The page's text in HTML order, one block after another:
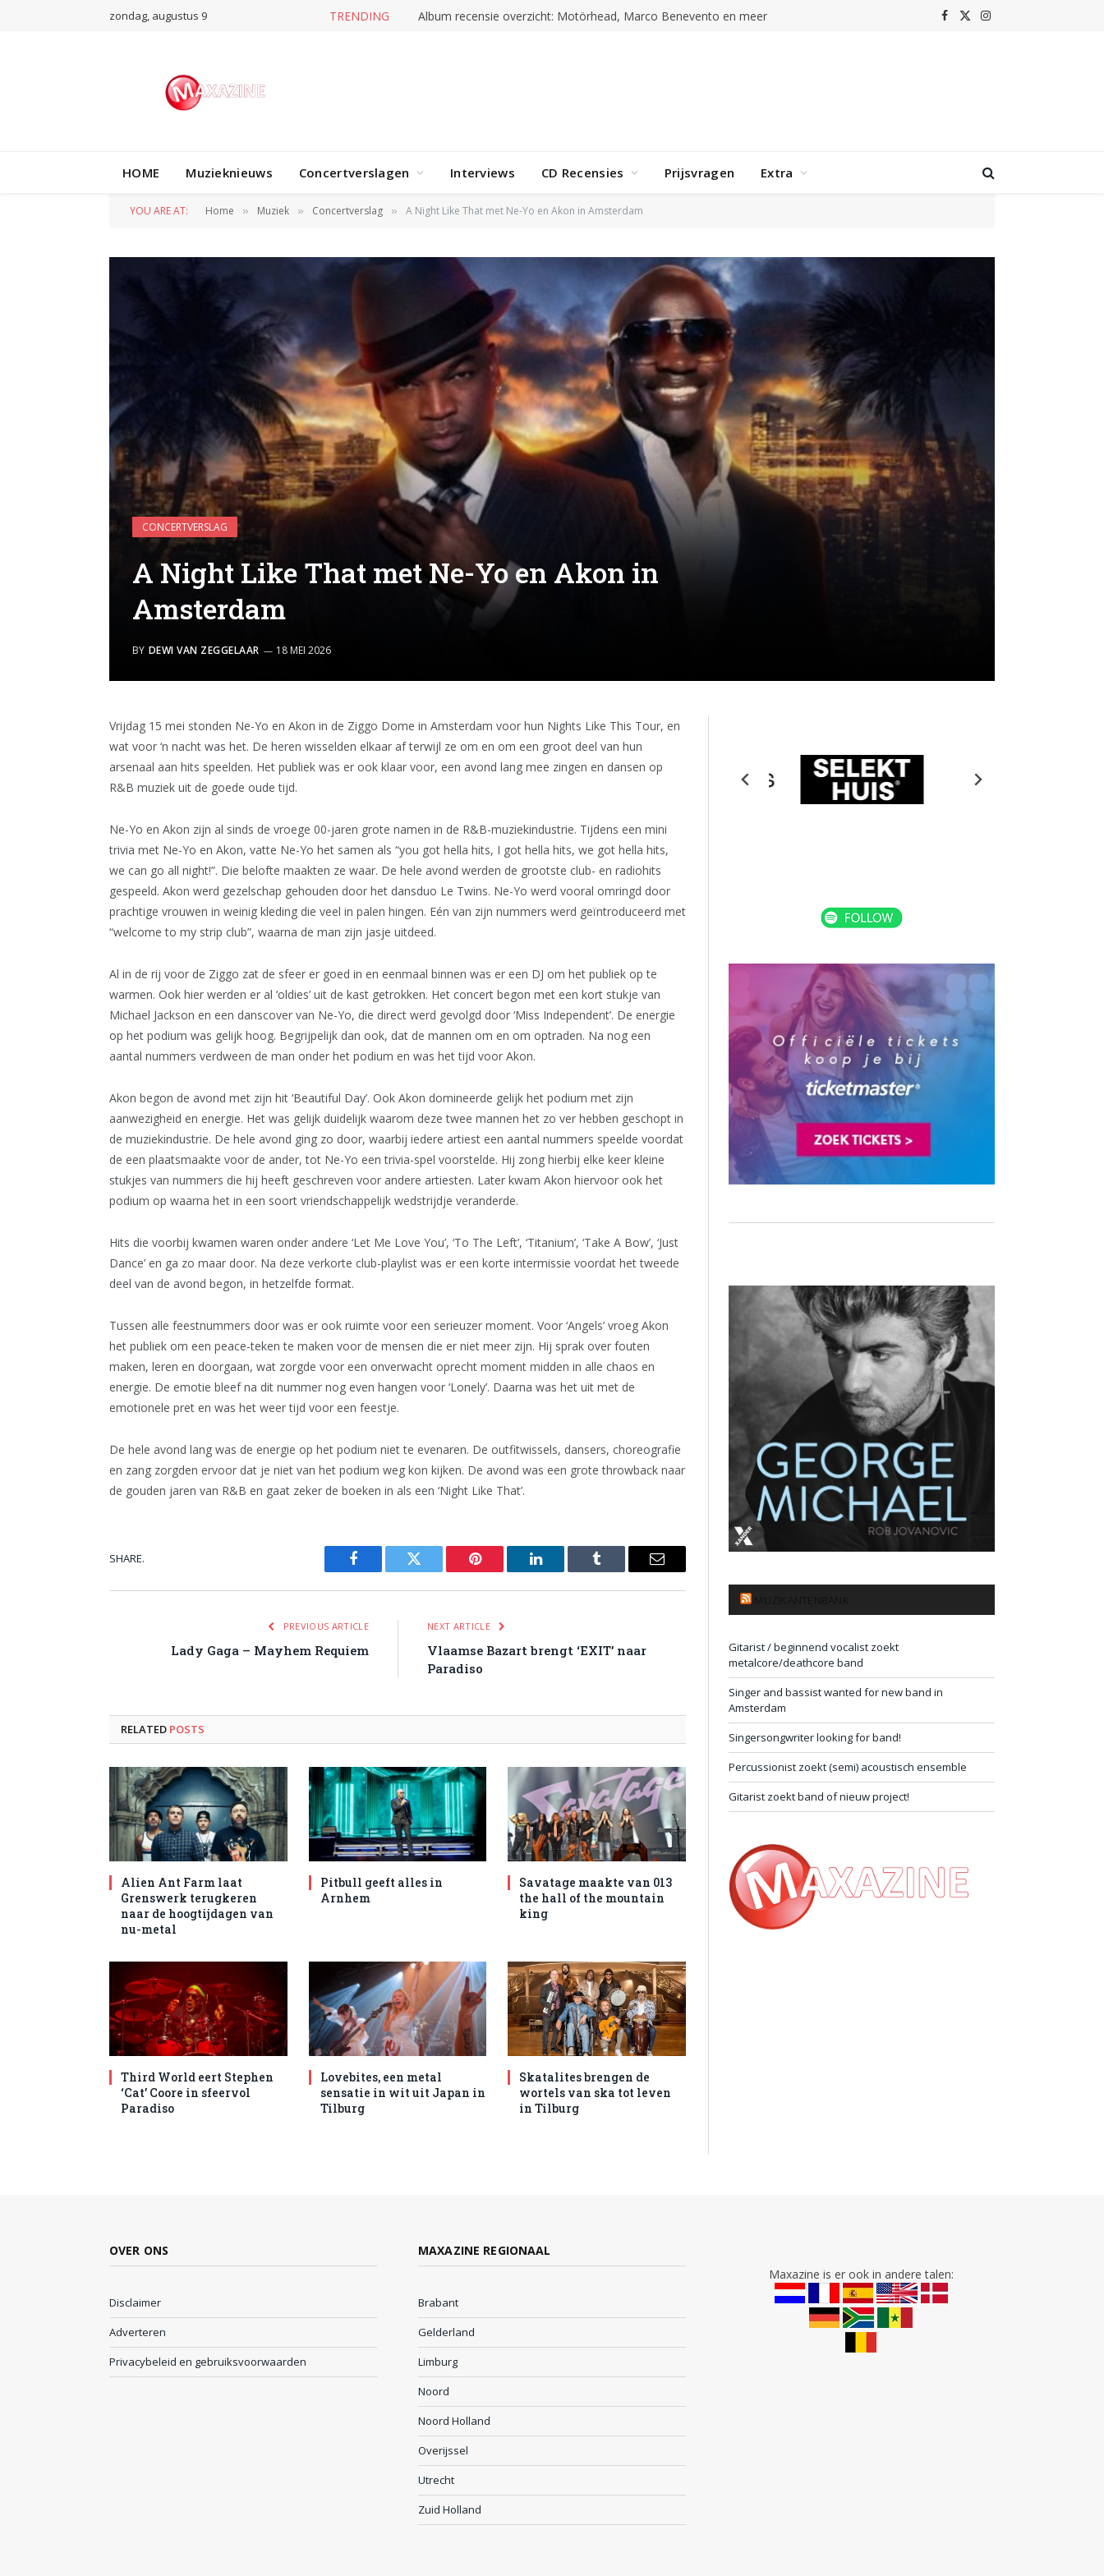
zondag, augustus 9 TRENDING Album recensie overzicht: Motörhead, Marco Benevento en meer Facebook
X
Instagram
HOME Muzieknieuws Concertverslagen Interviews CD Recensies Prijsvragen Extra
YOU ARE AT: Home » Muziek » Concertverslag » A Night Like That met Ne-Yo en Akon in Amsterdam
CONCERTVERSLAG
A Night Like That met Ne-Yo en Akon in
Amsterdam
BY DEWI VAN ZEGGELAAR 18 MEI 2026
Vrijdag 15 mei stonden Ne-Yo en Akon in de Ziggo Dome in Amsterdam voor hun Nights Like This Tour, en
wat voor ‘n nacht was het. De heren wisselden elkaar af terwijl ze om en om een groot deel van hun
arsenaal aan hits speelden. Het publiek was er ook klaar voor, een avond lang mee zingen en dansen op
R&B muziek uit de goede oude tijd.
Ne-Yo en Akon zijn al sinds de vroege 00-jaren grote namen in de R&B-muziekindustrie. Tijdens een mini
trivia met Ne-Yo en Akon, vatte Ne-Yo het samen als “you got hella hits, I got hella hits, we got hella hits,
we can go all night!”. Die belofte maakten ze waar. De hele avond werden de grootste club- en radiohits
gespeeld. Akon werd gezelschap gehouden door het dansduo Le Twins. Ne-Yo werd vooral omringd door
prachtige vrouwen in weinig kleding die veel in palen hingen. Eén van zijn nummers werd geïntroduceerd met
“welcome to my strip club”, waarna de man zijn jasje uitdeed.
Al in de rij voor de Ziggo zat de sfeer er goed in en eenmaal binnen was er een DJ om het publiek op te
warmen. Ook hier werden er al ‘oldies’ uit de kast getrokken. Het concert begon met een kort stukje van
Michael Jackson en een danscover van Ne-Yo, die direct werd gevolgd door ‘Miss Independent’. De energie
op het podium was gelijk hoog. Begrijpelijk dan ook, dat de mannen om en om optraden. Na nog een
aantal nummers verdween de man onder het podium en was het tijd voor Akon.
Akon begon de avond met zijn hit ‘Beautiful Day’. Ook Akon domineerde gelijk het podium met zijn
aanwezigheid en energie. Het was gelijk duidelijk waarom deze twee mannen het zo ver hebben geschopt in
de muziekindustrie. De hele avond ging zo door, waarbij iedere artiest een aantal nummers speelde voordat
de een plaatsmaakte voor de ander, tot Ne-Yo een trivia-spel voorstelde. Hij zong hierbij elke keer kleine
stukjes van nummers die hij heeft geschreven voor andere artiesten. Later kwam Akon hiervoor ook het
podium op waarna het in een soort vriendschappelijk wedstrijdje veranderde.
Hits die voorbij kwamen waren onder andere ‘Let Me Love You’, ‘To The Left’, ‘Titanium’, ‘Take A Bow’, ‘Just
Dance’ en ga zo maar door. Na deze verkorte club-playlist was er een korte intermissie voordat het tweede
deel van de avond begon, in hetzelfde format.
Tussen alle feestnummers door was er ook ruimte voor een serieuzer moment. Voor ‘Angels’ vroeg Akon
het publiek om een peace-teken te maken voor de mensen die er niet meer zijn. Hij sprak over fouten
maken, leren en doorgaan, wat zorgde voor een onverwacht oprecht moment midden in alle chaos en
energie. De emotie bleef na dit nummer nog even hangen voor ‘Lonely’. Daarna was het uit met de
emotionele pret en was het weer tijd voor een feestje.
De hele avond lang was de energie op het podium niet te evenaren. De outfitwissels, dansers, choreografie
en zang zorgden ervoor dat je niet van het podium weg kon kijken. De avond was een grote throwback naar
de gouden jaren van R&B en gaat zeker de boeken in als een ‘Night Like That’.
SHARE.
Facebook Twitter Pinterest LinkedIn Tumblr Email
PREVIOUS ARTICLE
Lady Gaga – Mayhem Requiem
NEXT ARTICLE
Vlaamse Bazart brengt ‘EXIT’ naar
Paradiso
RELATED POSTS
Alien Ant Farm laat
Grenswerk terugkeren
naar de hoogtijdagen van
nu-metal
Pitbull geeft alles in
Arnhem
Savatage maakte van 013
the hall of the mountain
king
Third World eert Stephen
‘Cat’ Coore in sfeervol
Paradiso
Lovebites, een metal
sensatie in wit uit Japan in
Tilburg
Skatalites brengen de
wortels van ska tot leven
in Tilburg
Gitarist / beginnend vocalist zoekt
metalcore/deathcore band
Singer and bassist wanted for new band in
Amsterdam
Singersongwriter looking for band!
Percussionist zoekt (semi) acoustisch ensemble
Gitarist zoekt band of nieuw project!
OVER ONS
Disclaimer
Adverteren
Privacybeleid en gebruiksvoorwaarden
MAXAZINE REGIONAAL
Brabant
Gelderland
Limburg
Noord
Noord Holland
Overijssel
Utrecht
Zuid Holland
Maxazine is er ook in andere talen: